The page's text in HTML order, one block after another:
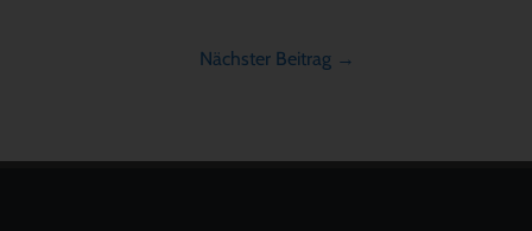
Nächster Beitrag →